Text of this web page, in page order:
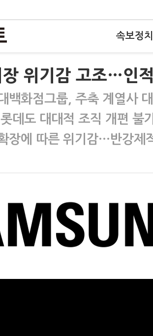
속보정치
위기감 고조…인
백화점그룹, 주축 계열사
데도 대대적 조직 개편 불
장에 따른 위기감…반강제